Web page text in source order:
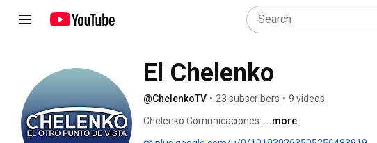
El Chelenko
@ChelenkoTV • 23 subscribers • 9 videos
Chelenko Comunicaciones. ...more